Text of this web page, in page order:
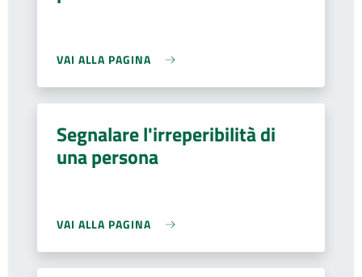
VAI ALLA PAGINA
Segnalare l'irreperibilità di
una persona
VAI ALLA PAGINA